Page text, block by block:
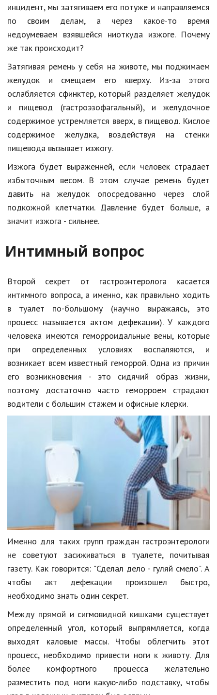
Еда и напитки
Праздники и подарки
Домашние животные
Семья и дети
Путешествия
Строительство
Мода и стиль
Бизнес
Хобби и развлечения
Юриспруденция
Образование
Наука и технологии
инцидент, мы затягиваем его потуже и направляемся
по своим делам, а через какое-то время
недоумеваем взявшейся ниоткуда изжоге. Почему
же так происходит?
Затягивая ремень у себя на животе, мы поджимаем
желудок и смещаем его кверху. Из-за этого
ослабляется сфинктер, который разделяет желудок
и пищевод (гастроэзофагальный), и желудочное
содержимое устремляется вверх, в пищевод. Кислое
содержимое желудка, воздействуя на стенки
пищевода вызывает изжогу.
Изжога будет выраженней, если человек страдает
избыточным весом. В этом случае ремень будет
давить на желудок опосредованно через слой
подкожной клетчатки. Давление будет больше, а
значит изжога - сильнее.
Интимный вопрос
Второй секрет от гастроэнтеролога касается
интимного вопроса, а именно, как правильно ходить
в туалет по-большому (научно выражаясь, это
процесс называется актом дефекации). У каждого
человека имеются геморроидальные вены, которые
при определенных условиях воспаляются, и
возникает всем известный геморрой. Одна из причин
его возникновения - это сидячий образ жизни,
поэтому достаточно часто геморроем страдают
водители с большим стажем и офисные клерки.
Именно для таких групп граждан гастроэнтерологи
не советуют засиживаться в туалете, почитывая
газету. Как говорится: "Сделал дело - гуляй смело". А
чтобы акт дефекации произошел быстро,
необходимо знать один секрет.
Между прямой и сигмовидной кишками существует
определенный угол, который выпрямляется, когда
выходят каловые массы. Чтобы облегчить этот
процесс, необходимо привести ноги к животу. Для
более комфортного процесса желательно
разместить под ноги какую-либо подставку, чтобы